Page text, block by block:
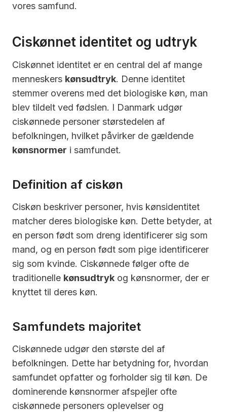
vores samfund.
Ciskønnet identitet og udtryk
Ciskønnet identitet er en central del af mange
menneskers kønsudtryk. Denne identitet
stemmer overens med det biologiske køn, man
blev tildelt ved fødslen. I Danmark udgør
ciskønnede personer størstedelen af
befolkningen, hvilket påvirker de gældende
kønsnormer i samfundet.
Definition af ciskøn
Ciskøn beskriver personer, hvis kønsidentitet
matcher deres biologiske køn. Dette betyder, at
en person født som dreng identificerer sig som
mand, og en person født som pige identificerer
sig som kvinde. Ciskønnede følger ofte de
traditionelle kønsudtryk og kønsnormer, der er
knyttet til deres køn.
Samfundets majoritet
Ciskønnede udgør den største del af
befolkningen. Dette har betydning for, hvordan
samfundet opfatter og forholder sig til køn. De
dominerende kønsnormer afspejler ofte
ciskønnede personers oplevelser og